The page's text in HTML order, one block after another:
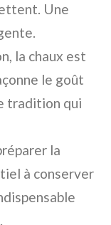
Une
la chaux est
le goût
tradition qui
la
à conserver